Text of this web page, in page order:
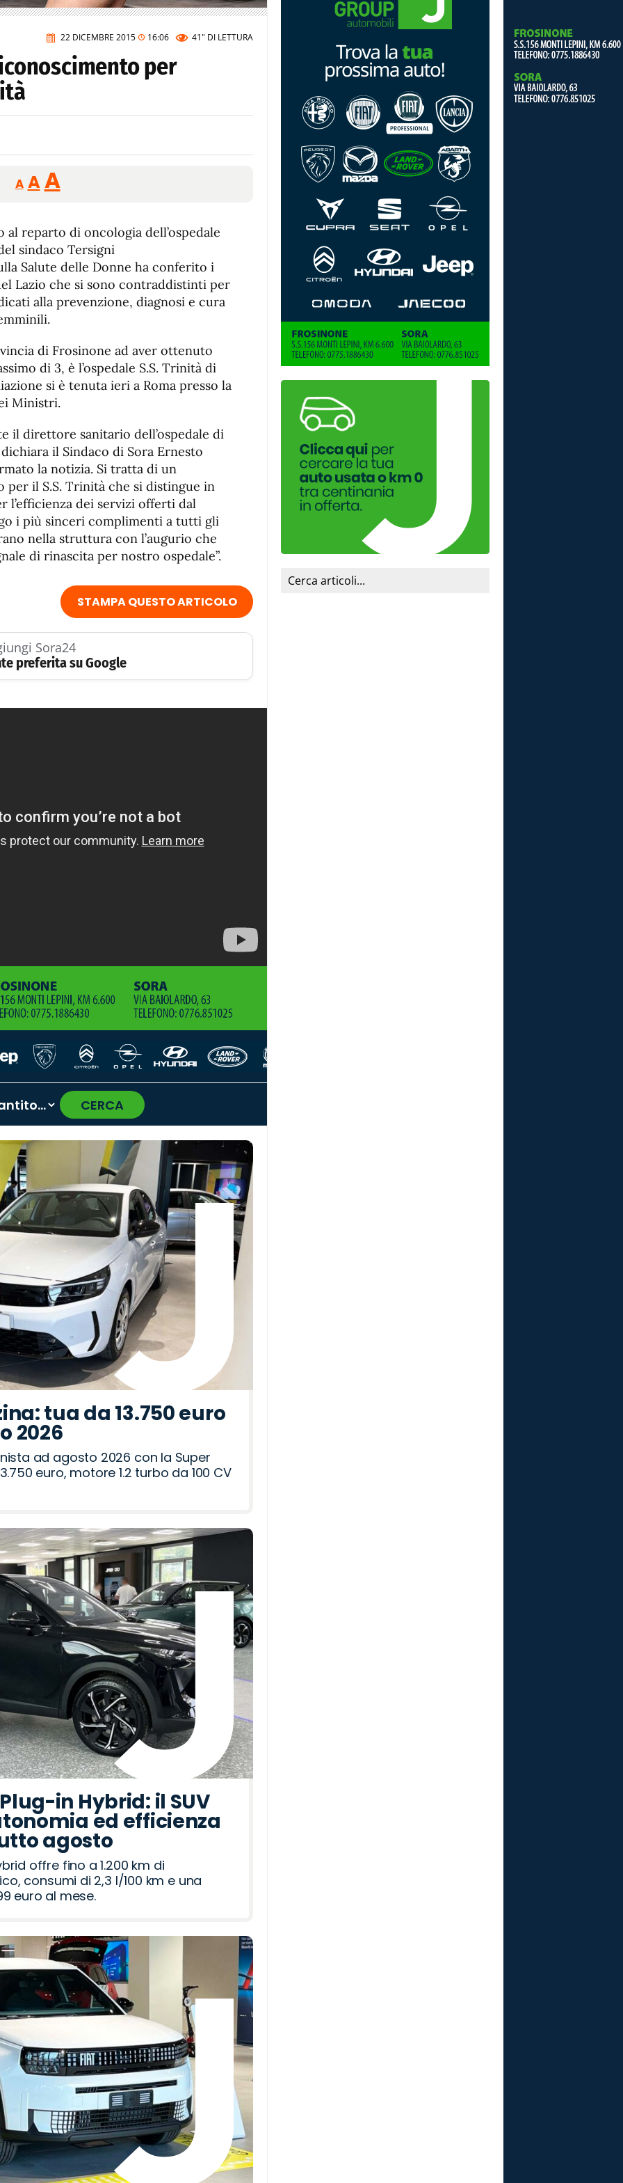
22 DICEMBRE 2015 16:06 41" DI LETTURA
per
A
Reducir
tamaño
A Restablecer
tamaño
de
fuente
AAumentar
de
fuente.
reparto di oncologia dell’ospedale
sindaco Tersigni
Salute delle Donne ha conferito i
Lazio che si sono contraddistinti per
alla prevenzione, diagnosi e cura
di Frosinone ad aver ottenuto
di 3, è l’ospedale S.S. Trinità di
si è tenuta ieri a Roma presso la
Ministri.
il direttore sanitario dell’ospedale di
il Sindaco di Sora Ernesto
la notizia. Si tratta di un
il S.S. Trinità che si distingue in
l’efficienza dei servizi offerti dal
i più sinceri complimenti a tutti gli
nella struttura con l’augurio che
di rinascita per nostro ospedale”.
STAMPA QUESTO ARTICOLO
Sora24
preferita su Google
CERCA
›
tua da 13.750 euro
2026
ad agosto 2026 con la Super
euro, motore 1.2 turbo da 100 CV
in Hybrid: il SUV
ed efficienza
agosto
offre fino a 1.200 km di
consumi di 2,3 l/100 km e una
euro al mese.